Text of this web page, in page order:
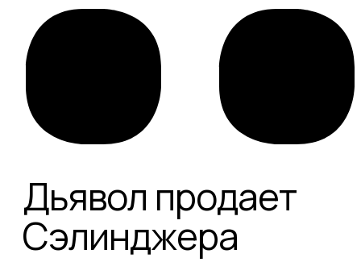
Дьявол продает
Сэлинджера